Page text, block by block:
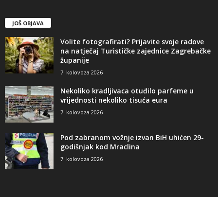
JOŠ OBJAVA
Volite fotografirati? Prijavite svoje radove
na natječaj Turističke zajednice Zagrebačke
županije
7. kolovoza 2026
Nekoliko kradljivaca otuđilo parfeme u
vrijednosti nekoliko tisuća eura
7. kolovoza 2026
Pod zabranom vožnje izvan BiH uhićen 29-
godišnjak kod Mraclina
7. kolovoza 2026